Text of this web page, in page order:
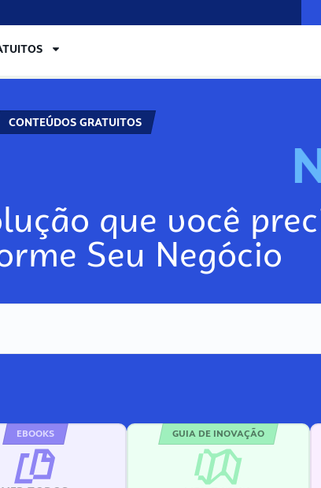
CONTEÚDOS GRATUITOS
que você
Seu Negócio
EBOOKS GUIA DE INOVAÇÃO